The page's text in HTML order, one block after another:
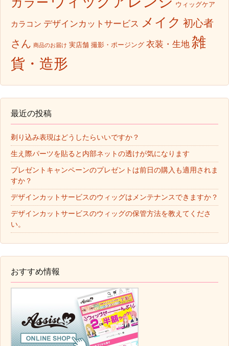
ウィッグケア
カラコン デザインカットサービス メイク 初心者
さん 商品のお届け 実店舗 撮影・ポージング 衣装・生地 雑
貨・造形
最近の投稿
剃り込み表現はどうしたらいいですか？
生え際パーツを貼ると内部ネットの透けが気になります
プレゼントキャンペーンのプレゼントは前日の購入も適用されま
すか？
デザインカットサービスのウィッグはメンテナンスできますか？
デザインカットサービスのウィッグの保管方法を教えてくださ
い。
おすすめ情報